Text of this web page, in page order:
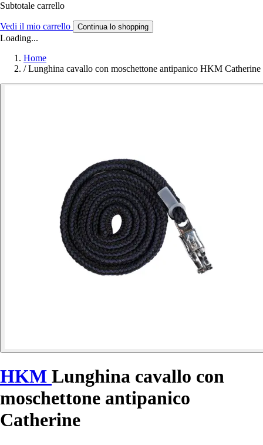
Subtotale carrello
Vedi il mio carrello Continua lo shopping
Loading...
Home
/ Lunghina cavallo con moschettone antipanico HKM Catherine
HKM Lunghina cavallo con
moschettone antipanico
Catherine